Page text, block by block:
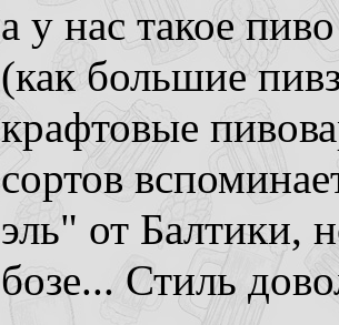
а у нас такое
(как большие
крафтовые
сортов
эль" от Балтики,
бозе... Стиль